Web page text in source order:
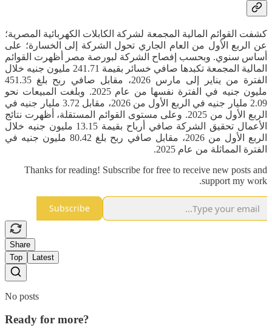
كشفت القوائم المالية المجمعة لشركة الكابلات الكهربائية المصرية؛
عن الربع الأول من العام الجاري تحول الشركة إلى الخسارة؛ على
أساس سنوي. ​وبحسب إفصاح الشركة لبورصة مصر أظهرت القوائم
المالية المجمعة تكبدها صافي خسائر بقيمة 241.71 مليون جنيه خلال
الفترة من يناير إلى مارس 2026، مقابل صافي ربح بلغ 451.35
مليون جنيه في الفترة نفسها من عام 2025. ​وبلغت المبيعات نحو
2.09 مليار جنيه في الربع الأول من 2026، مقابل 3.72 مليار جنيه في
الربع الأول من 2025. ​وعلى مستوى القوائم المستقلة، أظهرت نتائج
الأعمال تحقيق الشركة صافي أرباح بقيمة 13.15 مليون جنيه خلال
الربع الأول من 2026، مقابل صافي ربح بلغ 80.42 مليون جنيه في
الفترة المماثلة من عام 2025.
Thanks for reading! Subscribe for free to receive new posts and
support my work.
Subscribe
Share
Top
Latest
No posts
Ready for more?